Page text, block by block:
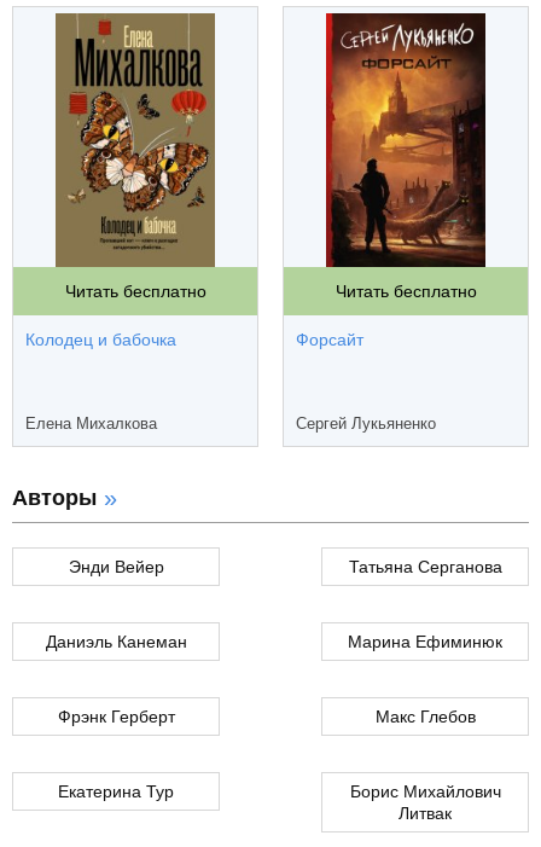
Читать бесплатно
Колодец и бабочка
Елена Михалкова
Читать бесплатно
Форсайт
Сергей Лукьяненко
Авторы
Энди Вейер Татьяна Серганова
Даниэль Канеман Марина Ефиминюк
Фрэнк Герберт Макс Глебов
Екатерина Тур
Борис Михайлович
Литвак